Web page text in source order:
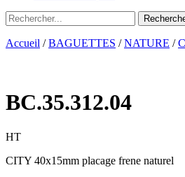
Accueil /BAGUETTES /NATURE /
BC.35.312.04
HT
CITY 40x15mm placage frene naturel